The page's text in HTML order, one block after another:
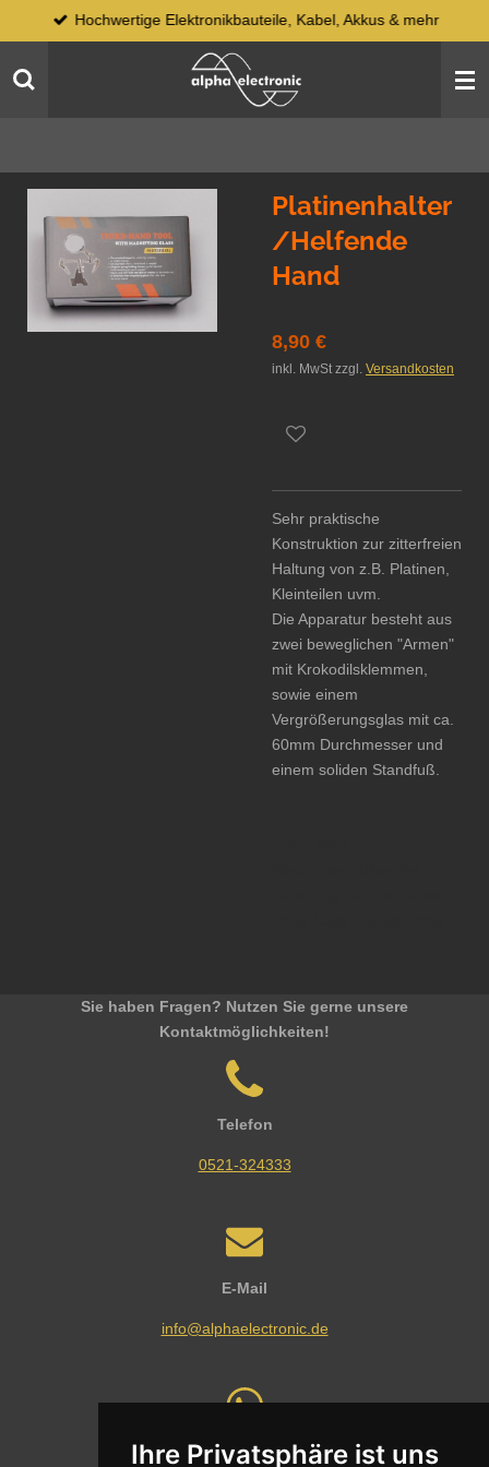
Ihre Privatsphäre ist uns
Hauptinhalt
springen
Hochwertige Elektronikbauteile, Kabel, Akkus & mehr
Platinenhalter
/Helfende
Hand
8,90 €
inkl. MwSt zzgl. Versandkosten
Sehr praktische
Konstruktion zur zitterfreien
Haltung von z.B. Platinen,
Kleinteilen uvm.
Die Apparatur besteht aus
zwei beweglichen "Armen"
mit Krokodilsklemmen,
sowie einem
Vergrößerungsglas mit ca.
60mm Durchmesser und
einem soliden Standfuß.
Sie haben Fragen? Nutzen Sie gerne unsere
Kontaktmöglichkeiten!
Telefon
0521-324333
E-Mail
info@alphaelectronic.de
Whatsapp